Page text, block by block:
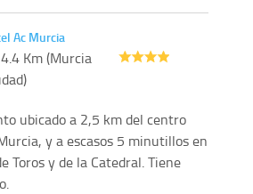
Ac Murcia
Km (Murcia
ubicado a 2,5 km del centro
y a escasos 5 minutillos en
Toros y de la Catedral. Tiene